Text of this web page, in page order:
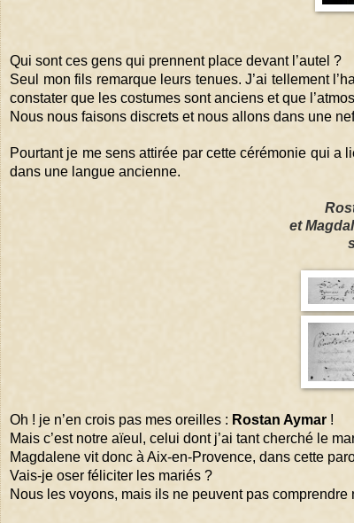
Qui sont ces gens qui prennent place devant l’autel ?
Seul mon fils remarque leurs tenues. J’ai tellement
constater que les costumes sont anciens et que
Nous nous faisons discrets et nous allons dans une
Pourtant je me sens attirée par cette cérémonie qui a
dans une langue ancienne.
et
Oh ! je n’en crois pas mes oreilles : Rostan Aymar !
Mais c’est notre aïeul, celui dont j’ai tant cherché le
Magdalene vit donc à Aix-en-Provence, dans cette
Vais-je oser féliciter les mariés ?
Nous les voyons, mais ils ne peuvent pas comprendre